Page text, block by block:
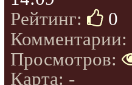
Рейтинг:
0
Комментарии:
Просмотров:
Карта: -